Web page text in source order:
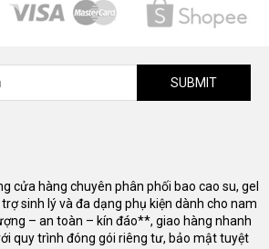
SUBMIT
cửa hàng chuyên phân phối bao cao su, gel
sinh lý và đa dạng phụ kiện dành cho nam
– an toàn – kín đáo**, giao hàng nhanh
quy trình đóng gói riêng tư, bảo mật tuyệt